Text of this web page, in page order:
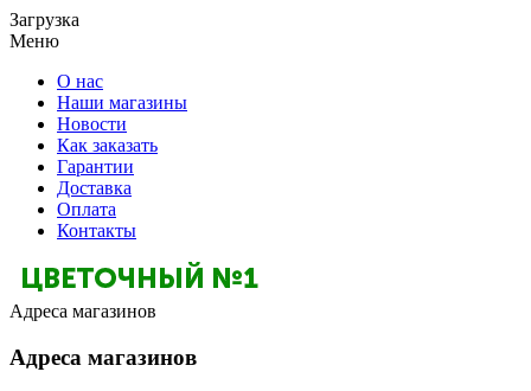
Загрузка
Меню
О нас
Наши магазины
Новости
Как заказать
Гарантии
Доставка
Оплата
Контакты
Адреса магазинов
Адреса магазинов